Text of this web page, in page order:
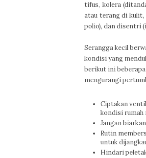
tifus, kolera
atau terang di kulit,
polio), dan disentri
Serangga kecil
kondisi yang
berikut ini
mengurangi
Ciptakan
kondisi rumah
Jangan
Rutin
untuk
Hindari